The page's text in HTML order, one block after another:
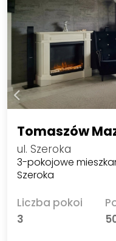
Tomaszów
ul. Szeroka
3-pokojowe
Szeroka
Liczba pokoi
3